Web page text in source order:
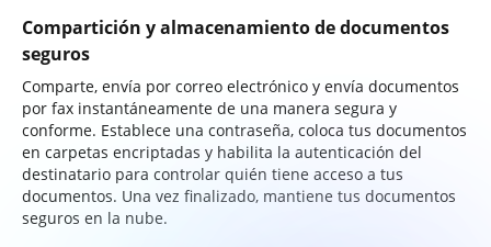
Compartición y almacenamiento de documentos
seguros
Comparte, envía por correo electrónico y envía documentos
por fax instantáneamente de una manera segura y
conforme. Establece una contraseña, coloca tus documentos
en carpetas encriptadas y habilita la autenticación del
destinatario para controlar quién tiene acceso a tus
documentos. Una vez finalizado, mantiene tus documentos
seguros en la nube.